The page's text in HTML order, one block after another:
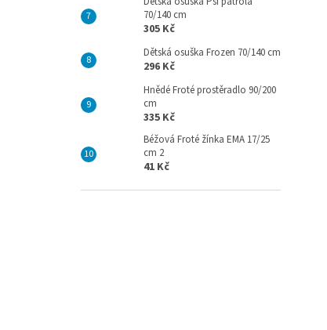
70/140 cm
305 Kč
Dětská osuška Frozen 70/140 cm
296 Kč
Hnědé Froté prostěradlo 90/200
cm
335 Kč
Béžová Froté žínka EMA 17/25
cm 2
41 Kč